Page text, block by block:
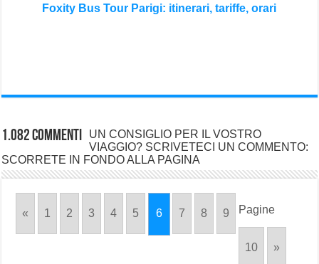
Foxity Bus Tour Parigi: itinerari, tariffe, orari
1.082 commenti
UN CONSIGLIO PER IL VOSTRO
VIAGGIO? SCRIVETECI UN COMMENTO:
SCORRETE IN FONDO ALLA PAGINA
Pagine
« 1 2 3 4 5 6 7 8 9
10 »